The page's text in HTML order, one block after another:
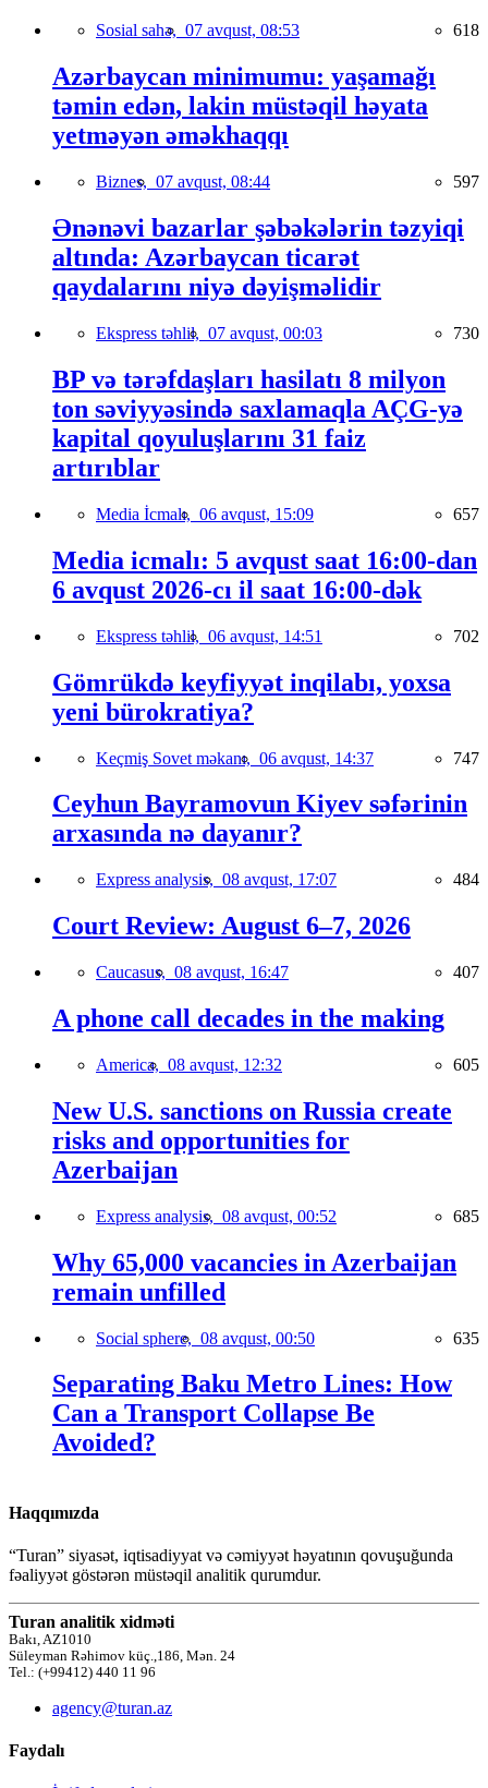
Sosial sahə, 07 avqust, 08:53 618
Azərbaycan minimumu: yaşamağı
təmin edən, lakin müstəqil həyata
yetməyən əməkhaqqı
Biznes, 07 avqust, 08:44 597
Ənənəvi bazarlar şəbəkələrin təzyiqi
altında: Azərbaycan ticarət
qaydalarını niyə dəyişməlidir
Ekspress təhlil, 07 avqust, 00:03 730
BP və tərəfdaşları hasilatı 8 milyon
ton səviyyəsində saxlamaqla AÇG-yə
kapital qoyuluşlarını 31 faiz
artırıblar
Media İcmalı, 06 avqust, 15:09 657
Media icmalı: 5 avqust saat 16:00-dan
6 avqust 2026-cı il saat 16:00-dək
Ekspress təhlil, 06 avqust, 14:51 702
Gömrükdə keyfiyyət inqilabı, yoxsa
yeni bürokratiya?
Keçmiş Sovet məkanı, 06 avqust, 14:37 747
Ceyhun Bayramovun Kiyev səfərinin
arxasında nə dayanır?
Express analysis, 08 avqust, 17:07 484
Court Review: August 6–7, 2026
Caucasus, 08 avqust, 16:47 407
A phone call decades in the making
America, 08 avqust, 12:32 605
New U.S. sanctions on Russia create
risks and opportunities for
Azerbaijan
Express analysis, 08 avqust, 00:52 685
Why 65,000 vacancies in Azerbaijan
remain unfilled
Social sphere, 08 avqust, 00:50 635
Separating Baku Metro Lines: How
Can a Transport Collapse Be
Avoided?
Haqqımızda
“Turan” siyasət, iqtisadiyyat və cəmiyyət həyatının qovuşuğunda
fəaliyyət göstərən müstəqil analitik qurumdur.
Turan analitik xidməti
Bakı, AZ1010
Süleyman Rəhimov küç.,186, Mən. 24
Tel.: (+99412) 440 11 96
agency@turan.az
Faydalı